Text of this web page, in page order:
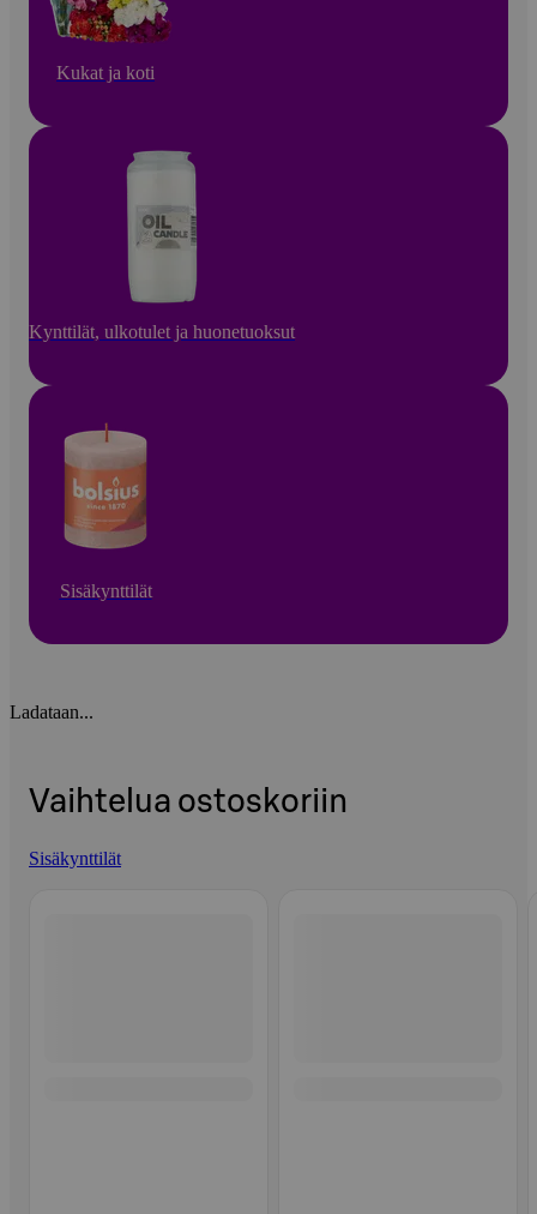
Kukat ja koti
Kynttilät, ulkotulet ja huonetuoksut
Sisäkynttilät
Ladataan...
Vaihtelua ostoskoriin
Sisäkynttilät